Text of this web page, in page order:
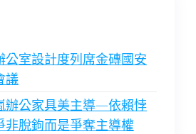
公室設計度列席金磚國安
議
辦公家具美主導—依賴悖
脫鉤而是爭奪主導權